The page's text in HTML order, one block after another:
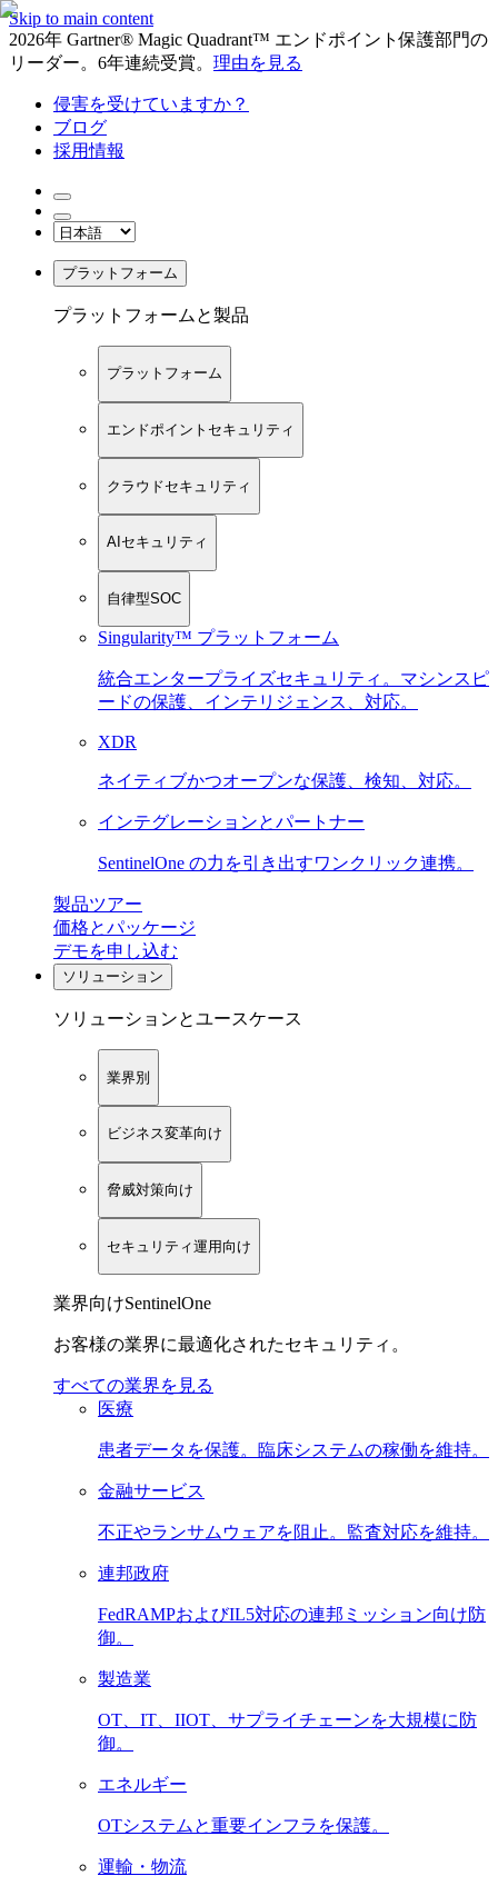
Skip to main content
2026年 Gartner® Magic Quadrant™ エンドポイント保護部門の
リーダー。6年連続受賞。 理由を見る
侵害を受けていますか？
ブログ
採用情報
プラットフォーム
プラットフォームと製品
プラットフォーム
エンドポイントセキュリティ
クラウドセキュリティ
AIセキュリティ
自律型SOC
Singularity™ プラットフォーム
統合エンタープライズセキュリティ。マシンスピ
ードの保護、インテリジェンス、対応。
XDR
ネイティブかつオープンな保護、検知、対応。
インテグレーションとパートナー
SentinelOne の力を引き出すワンクリック連携。
製品ツアー
価格とパッケージ
デモを申し込む
ソリューション
ソリューションとユースケース
業界別
ビジネス変革向け
脅威対策向け
セキュリティ運用向け
業界向けSentinelOne
お客様の業界に最適化されたセキュリティ。
すべての業界を見る
医療
患者データを保護。臨床システムの稼働を維持。
金融サービス
不正やランサムウェアを阻止。監査対応を維持。
連邦政府
FedRAMPおよびIL5対応の連邦ミッション向け防
御。
製造業
OT、IT、IIOT、サプライチェーンを大規模に防
御。
エネルギー
OTシステムと重要インフラを保護。
運輸・物流